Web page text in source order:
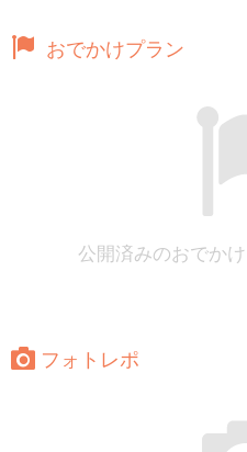
おでかけプラン
公開済みのおでか
フォトレポ